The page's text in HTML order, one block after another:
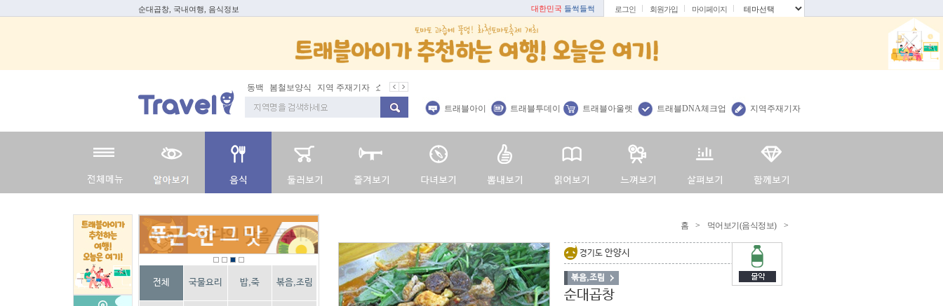
순대곱창, 국내여행, 음식정보 대한민국 들썩들썩 로그인 회원가입 마이페이지
동백 봄철보양식 지역 주재기자 쇼 미 더 트래블아이
트래블아이 트래블투데이 트래블아울렛 트래블DNA체크업 지역주재기자
전체 국물요리 밥,죽 볶음,조림
홈 > 먹어보기(음식정보) >
경기도 안양시
볶음,조림
순대곱창